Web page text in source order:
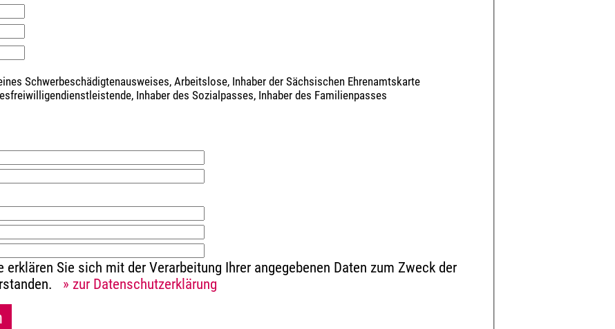
Schwerbeschädigtenausweises, Arbeitslose, Inhaber der Sächsischen Ehrenamtskarte
Inhaber des Sozialpasses, Inhaber des Familienpasses
Sie sich mit der Verarbeitung Ihrer angegebenen Daten zum Zweck der
» zur Datenschutzerklärung